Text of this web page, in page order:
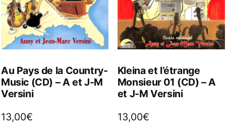
Au Pays de la Country-
Music (CD) – A et J-M
Versini
13,00€
Kleina et l’étrange
Monsieur 01 (CD) – A
et J-M Versini
13,00€